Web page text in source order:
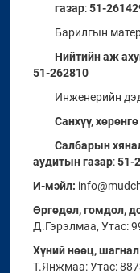
газар:51-
Барилгын
Нийтийн аж
51-262810
Инженерийн
Санхүү,
Салбарын
аудитын газар:51-
И-мэйл:
Өргөдөл, гомдол,
Д.Гэрэлмаа, Утас:
Хүний нөөц,
Т.Янжмаа: Утас: